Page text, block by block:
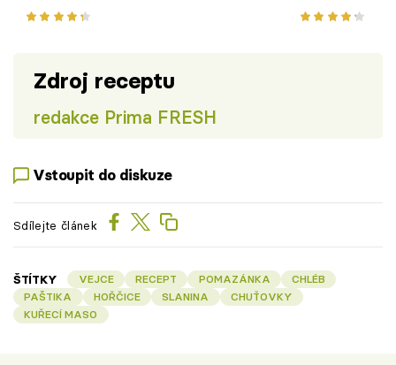
Zdroj receptu
redakce Prima FRESH
Vstoupit do diskuze
Sdílejte článek
ŠTÍTKY VEJCE RECEPT POMAZÁNKA
CHLÉB
PAŠTIKA
HOŘČICE SLANINA
CHUŤOVKY
KUŘECÍ MASO